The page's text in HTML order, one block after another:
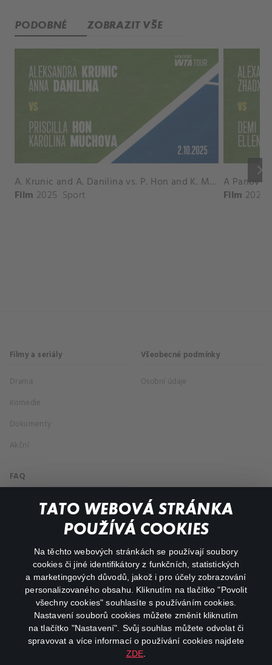
TATO WEBOVÁ STRÁNKA
POUŽÍVÁ COOKIES
Na těchto webových stránkách se používají soubory
cookies či jiné identifikátory z funkčních, statistických
a marketingových důvodů, jakož i pro účely zobrazování
personalizovaného obsahu. Kliknutím na tlačítko "Povolit
všechny cookies" souhlasíte s používáním cookies.
Nastavení souborů cookies můžete změnit kliknutím
na tlačítko "Nastavení". Svůj souhlas můžete odvolat či
spravovat a více informací o používání cookies najdete
ZDE
PODOBNÉ ZOBRAZIT VŠE
keyboard_arrow_right
A. Krunic and A. Danilina vs. P. Hon and K. Muchova Match Highlights - BEIJING_Capital Group Diamond ( October 02, 2025)
Film 2025 Sport Film 2026
Filmy a seriály
Drama
Komedie
Dokumenty
Akční
Všeobecné podmínky
Osobní údaje
FAQ
Můj účet
Důležité odkazy
facebookinstagram
youtube